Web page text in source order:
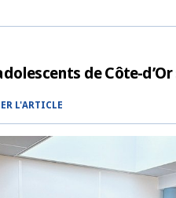
de Côte-
L'ARTICLE